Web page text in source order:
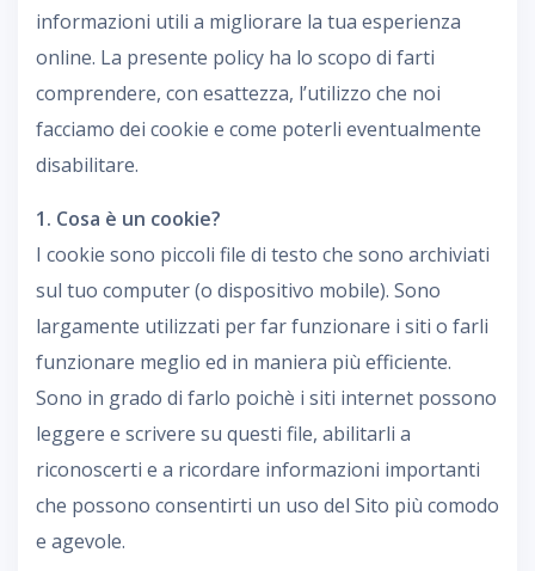
informazioni utili a migliorare la tua esperienza
online. La presente policy ha lo scopo di farti
comprendere, con esattezza, l’utilizzo che noi
facciamo dei cookie e come poterli eventualmente
disabilitare.
1. Cosa è un cookie?
I cookie sono piccoli file di testo che sono archiviati
sul tuo computer (o dispositivo mobile). Sono
largamente utilizzati per far funzionare i siti o farli
funzionare meglio ed in maniera più efficiente.
Sono in grado di farlo poichè i siti internet possono
leggere e scrivere su questi file, abilitarli a
riconoscerti e a ricordare informazioni importanti
che possono consentirti un uso del Sito più comodo
e agevole.